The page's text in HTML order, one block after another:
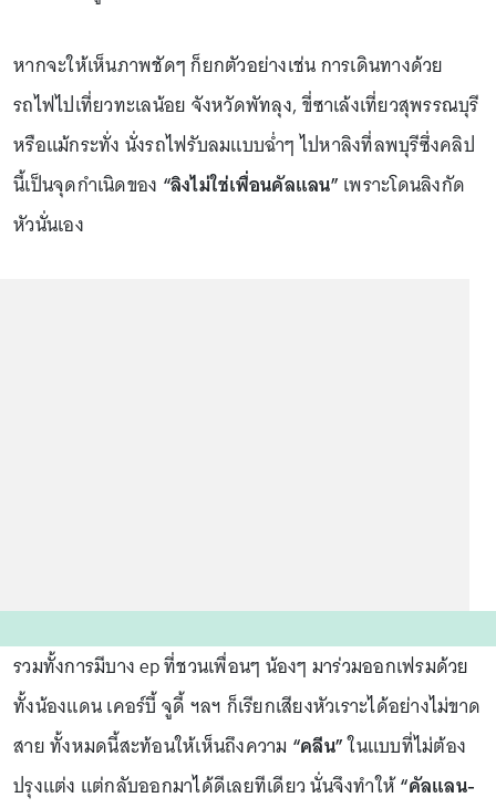
หากจะให้เห็นภาพชัดๆ ก็ยกตัวอย่างเช่น การเดินทางด้วย
รถไฟไปเที่ยวทะเลน้อย จังหวัดพัทลุง, ขี่ซาเล้งเที่ยวสุพรรณบุรี
หรือแม้กระทั่ง นั่งรถไฟรับลมแบบฉ่ำๆ ไปหาลิงที่ลพบุรีซึ่งคลิป
นี้เป็นจุดกำเนิดของ “ลิงไม่ใช่เพื่อนคัลแลน” เพราะโดนลิงกัด
หัวนั่นเอง
รวมทั้งการมีบาง ep ที่ชวนเพื่อนๆ น้องๆ มาร่วมออกเฟรมด้วย
ทั้งน้องแดน เคอร์บี้ จูดี้ ฯลฯ ก็เรียกเสียงหัวเราะได้อย่างไม่ขาด
สาย ทั้งหมดนี้สะท้อนให้เห็นถึงความ “คลีน”ในแบบที่ไม่ต้อง
ปรุงแต่ง แต่กลับออกมาได้ดีเลยทีเดียว นั่นจึงทำให้“คัลแลน-